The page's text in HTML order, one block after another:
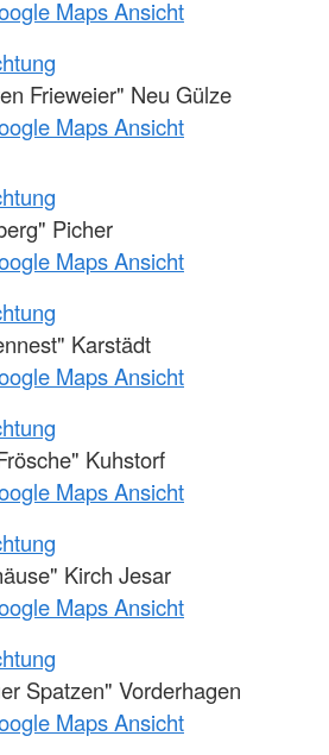
Maps Ansicht
Frieweier" Neu Gülze
Maps Ansicht
Picher
Maps Ansicht
Karstädt
Maps Ansicht
Kuhstorf
Maps Ansicht
Kirch Jesar
Maps Ansicht
Spatzen" Vorderhagen
Maps Ansicht